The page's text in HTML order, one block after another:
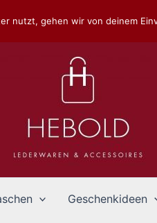
Geschenkideen
nutzt, gehen wir von deinem